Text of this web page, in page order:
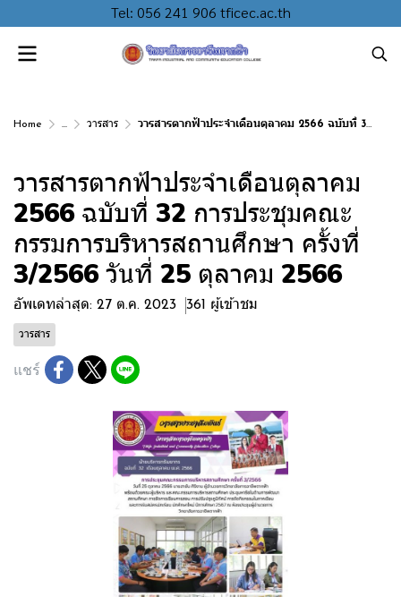
Tel: 056 241 906 tficec.ac.th
Home ... วารสาร วารสารตากฟ้าประจำเดือนตุลาคม 2566 ฉบับที่ 32 การประชุมคณะกรรมการบริหารสถานศึกษา ครั้งที่ 3/2566 วันที่ 25 ตุลาคม 2566
วารสารตากฟ้าประจำเดือนตุลาคม
2566 ฉบับที่ 32 การประชุมคณะ
กรรมการบริหารสถานศึกษา ครั้งที่
3/2566 วันที่ 25 ตุลาคม 2566
อัพเดทล่าสุด: 27 ต.ค. 2023 361 ผู้เข้าชม
วารสาร
แชร์